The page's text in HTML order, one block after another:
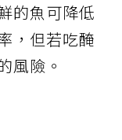
的魚可降低
，但若吃醃
風險。